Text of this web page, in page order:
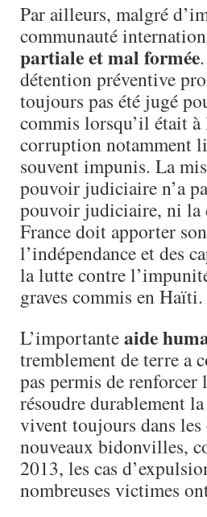
Par ailleurs, malgré
communauté
partiale et mal formée
détention préventive
toujours pas été jugé
commis lorsqu’il était à
corruption notamment
souvent impunis. La
pouvoir judiciaire n’a
pouvoir judiciaire, ni
France doit apporter
l’indépendance et des
la lutte contre
graves commis en Haïti.
L’importanteaide
tremblement de terre a
pas permis de
résoudre durablement
vivent toujours dans les
nouveaux bidonvilles,
2013, les cas
nombreuses victimes